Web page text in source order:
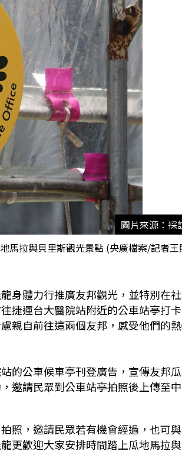
圖片來源：採
馬拉與貝里斯觀光景點 (央廣檔案/記者王
身體力行推廣友邦觀光，並特別在
捷運台大醫院站附近的公車站亭打
親自前往這兩個友邦，感受他們的
的公車候車亭刊登廣告，宣傳友邦
邀請民眾到公車站亭拍照後上傳至
照，邀請民眾若有機會經過，也可
更歡迎大家安排時間踏上瓜地馬拉